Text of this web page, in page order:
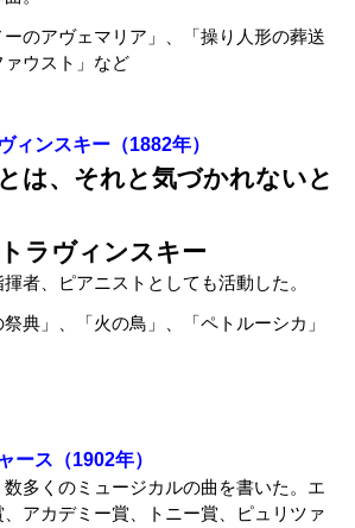
のアヴェマリア」、「操り人形の葬送
ウスト」など
ィンスキー（1882年）
は、それと気づかれないと
ラヴィンスキー
者、ピアニストとしても活動した。
典」、「火の鳥」、「ペトルーシカ」
ース（1902年）
多くのミュージカルの曲を書いた。エ
アカデミー賞、トニー賞、ピュリツァ